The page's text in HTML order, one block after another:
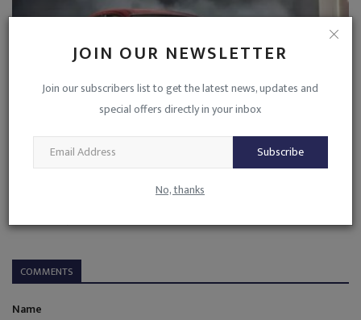
JOIN OUR NEWSLETTER
Join our subscribers list to get the latest news, updates and
special offers directly in your inbox
Subscribe
No, thanks
ये रही भारत की पहली 5-स्टार सेफ्टी रेटिंग वाली सेडान, CNG...
admin Nov 11, 2024 0 689
COMMENTS
Name